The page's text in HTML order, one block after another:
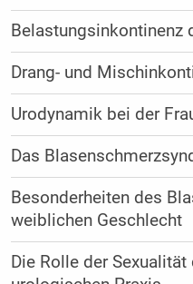
Belastungsinkontinenz
Drang- und
Urodynamik bei der
Das
Besonderheiten des
weiblichen Geschlecht
Die Rolle der Sexualität